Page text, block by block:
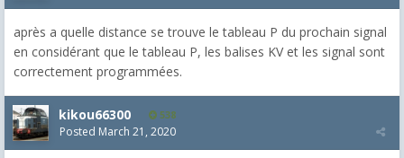
après a quelle distance se trouve le tableau P du prochain signal
en considérant que le tableau P, les balises KV et les signal sont
correctement programmées.
kikou66300 538
Posted March 21, 2020